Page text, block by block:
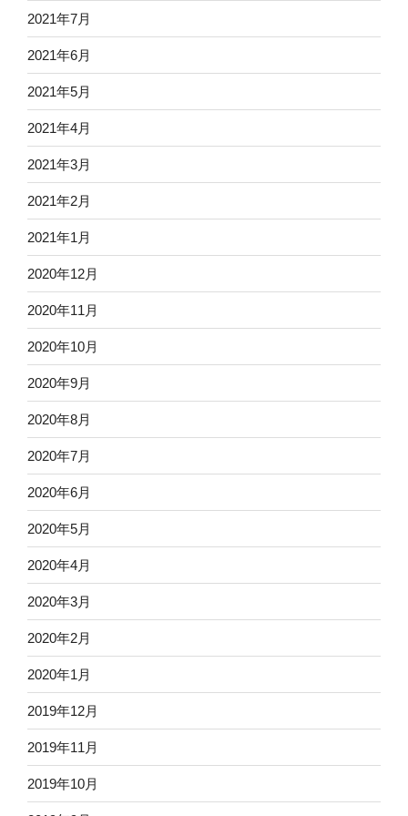
2021年7月
2021年6月
2021年5月
2021年4月
2021年3月
2021年2月
2021年1月
2020年12月
2020年11月
2020年10月
2020年9月
2020年8月
2020年7月
2020年6月
2020年5月
2020年4月
2020年3月
2020年2月
2020年1月
2019年12月
2019年11月
2019年10月